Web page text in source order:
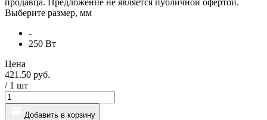
Выберите размер, мм
-
250 Вт
Цена
421.50 руб.
/ 1 шт
Добавить в корзину